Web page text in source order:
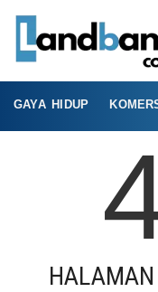
GAYA HIDUP